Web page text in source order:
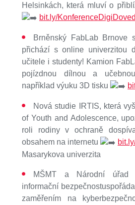
Helsinkách, která mluví o
bit.ly/
Brněnský FabLab Brnove
přichází s online univerzitou
učitele i studenty! Kamion
pojízdnou dílnou a
například výuku 3D tisku
Nová studie IRTIS, která
of Youth and Adolescence,
roli rodiny v ochraně
obsahem na internetu
Masarykova univerzita
MŠMT a Národní úřad
informační
zaměřením na